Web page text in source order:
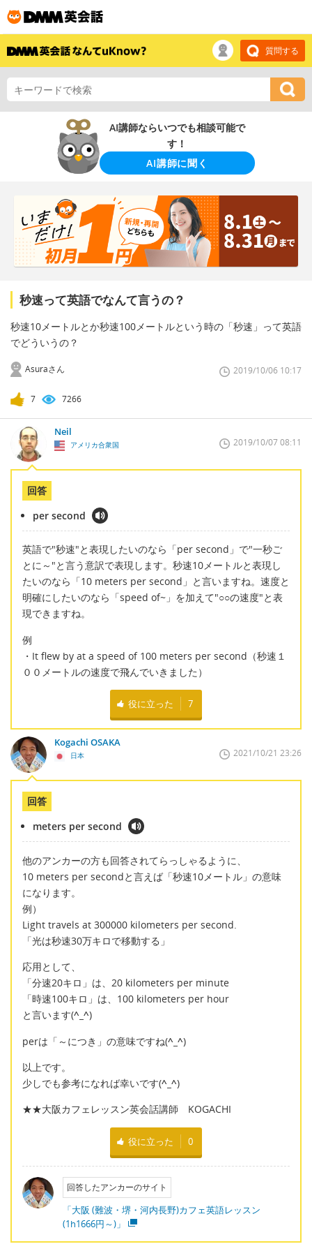
質問する
AI講師ならいつでも相談可能で
す！
AI講師に聞く
秒速って英語でなんて言うの？
秒速10メートルとか秒速100メートルという時の「秒速」って英語
でどういうの？
Asuraさん 2019/10/06 10:17
7 7266
Neil
アメリカ合衆国 2019/10/07 08:11
回答
per second
英語で"秒速"と表現したいのなら「per second」で"一秒ご
とに～"と言う意訳で表現します。秒速10メートルと表現し
たいのなら「10 meters per second」と言いますね。速度と
明確にしたいのなら「speed of~」を加えて"○○の速度"と表
現できますね。
例
・It flew by at a speed of 100 meters per second（秒速１
００メートルの速度で飛んでいきました）
役に立った 7
Kogachi OSAKA
日本 2021/10/21 23:26
回答
meters per second
他のアンカーの方も回答されてらっしゃるように、
10 meters per secondと言えば「秒速10メートル」の意味
になります。
例）
Light travels at 300000 kilometers per second.
「光は秒速30万キロで移動する」
応用として、
「分速20キロ」は、20 kilometers per minute
「時速100キロ」は、100 kilometers per hour
と言います(^_^)
perは「～につき」の意味ですね(^_^)
以上です。
少しでも参考になれば幸いです(^_^)
★★大阪カフェレッスン英会話講師 KOGACHI
役に立った 0
回答したアンカーのサイト
「大阪 (難波・堺・河内長野)カフェ英語レッスン
(1h1666円～)」